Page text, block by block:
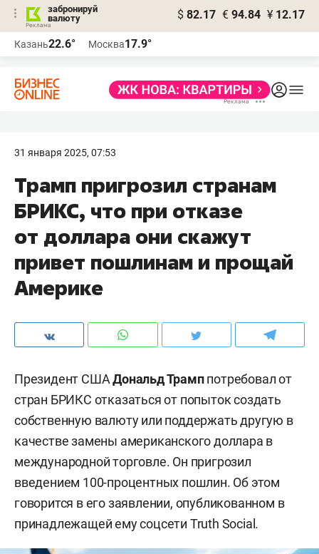
забронируй
валюту
$ 82.17 € 94.84 ¥ 12.17
Казань22.6° Москва17.9°
31 января 2025, 07:53
Трамп пригрозил странам
БРИКС, что при отказе
от доллара они скажут
привет пошлинам и прощай
Америке
Президент СШАДональд Трамппотребовал от
стран БРИКС отказаться от попыток создать
собственную валюту или поддержать другую в
качестве замены американского доллара в
международной торговле. Он пригрозил
введением 100-процентных пошлин. Об этом
говорится в его заявлении, опубликованном в
принадлежащей ему соцсети Truth Social.